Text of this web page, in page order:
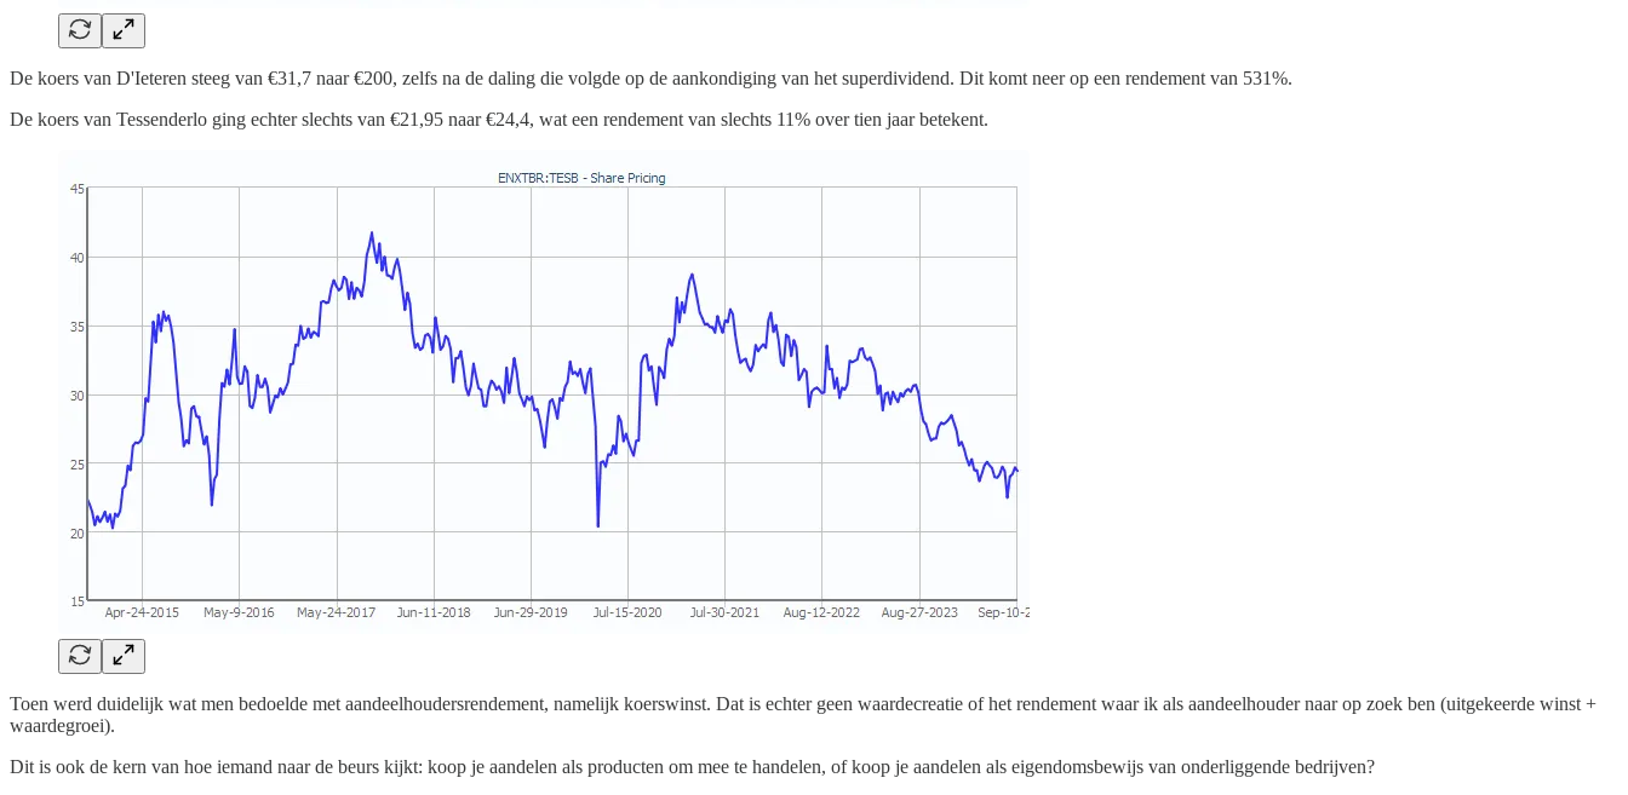
De koers van D'Ieteren steeg van €31,7 naar €200, zelfs na de daling die volgde op de aankondiging van het superdividend. Dit komt neer op een rendement van 531%.
De koers van Tessenderlo ging echter slechts van €21,95 naar €24,4, wat een rendement van slechts 11% over tien jaar betekent.
Toen werd duidelijk wat men bedoelde met aandeelhoudersrendement, namelijk koerswinst. Dat is echter geen waardecreatie of het rendement waar ik als aandeelhouder naar op zoek ben (uitgekeerde winst +
waardegroei).
Dit is ook de kern van hoe iemand naar de beurs kijkt: koop je aandelen als producten om mee te handelen, of koop je aandelen als eigendomsbewijs van onderliggende bedrijven?